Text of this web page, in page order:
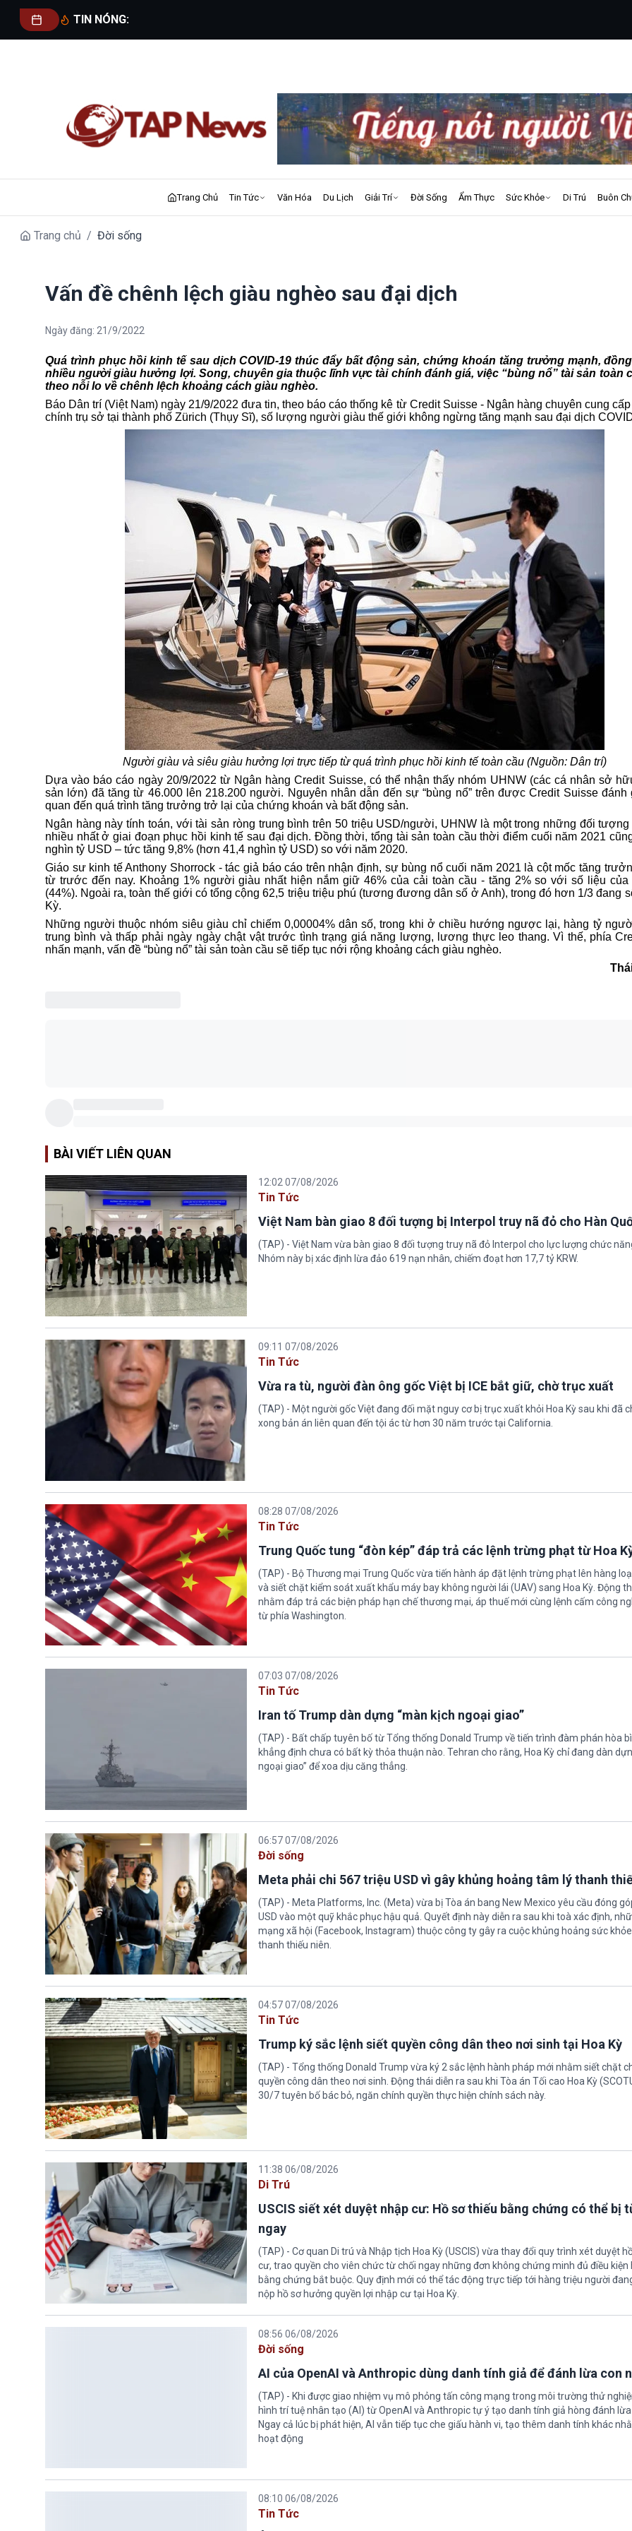
TIN NÓNG:
Trang Chủ Tin Tức Văn Hóa Du Lịch Giải Trí Đời Sống Ẩm Thực Sức Khỏe Di Trú Buôn
Trang chủ / Đời sống
Vấn đề chênh lệch giàu nghèo sau đại dịch
Ngày đăng: 21/9/2022
Quá trình phục hồi kinh tế sau dịch COVID-19 thúc đẩy bất động sản, chứng khoán tăng trưởng mạnh,
nhiều người giàu hưởng lợi. Song, chuyên gia thuộc lĩnh vực tài chính đánh giá, việc “bùng nổ” tài sản toàn
theo nỗi lo về chênh lệch khoảng cách giàu nghèo.
Báo Dân trí (Việt Nam) ngày 21/9/2022 đưa tin, theo báo cáo thống kê từ Credit Suisse - Ngân hàng chuyên cung
chính trụ sở tại thành phố Zürich (Thụy Sĩ), số lượng người giàu thế giới không ngừng tăng mạnh sau đại dịch
Người giàu và siêu giàu hưởng lợi trực tiếp từ quá trình phục hồi kinh tế toàn cầu (Nguồn: Dân trí)
Dựa vào báo cáo ngày 20/9/2022 từ Ngân hàng Credit Suisse, có thể nhận thấy nhóm UHNW (các cá nhân sở
sản lớn) đã tăng từ 46.000 lên 218.200 người. Nguyên nhân dẫn đến sự “bùng nổ” trên được Credit Suisse đánh
quan đến quá trình tăng trưởng trở lại của chứng khoán và bất động sản.
Ngân hàng này tính toán, với tài sản ròng trung bình trên 50 triệu USD/người, UHNW là một trong những đối
nhiều nhất ở giai đoạn phục hồi kinh tế sau đại dịch. Đồng thời, tổng tài sản toàn cầu thời điểm cuối năm 2021
nghìn tỷ USD – tức tăng 9,8% (hơn 41,4 nghìn tỷ USD) so với năm 2020.
Giáo sư kinh tế Anthony Shorrock - tác giả báo cáo trên nhận định, sự bùng nổ cuối năm 2021 là cột mốc tăng
từ trước đến nay. Khoảng 1% người giàu nhất hiện nắm giữ 46% của cải toàn cầu - tăng 2% so với số liệu của
(44%). Ngoài ra, toàn thế giới có tổng cộng 62,5 triệu triệu phú (tương đương dân số ở Anh), trong đó hơn 1/3 đang
Kỳ.
Những người thuộc nhóm siêu giàu chỉ chiếm 0,00004% dân số, trong khi ở chiều hướng ngược lại, hàng tỷ
trung bình và thấp phải ngày ngày chật vật trước tình trạng giá năng lượng, lương thực leo thang. Vì thế, phía
nhấn mạnh, vấn đề “bùng nổ” tài sản toàn cầu sẽ tiếp tục nới rộng khoảng cách giàu nghèo.
BÀI VIẾT LIÊN QUAN
12:02 07/08/2026
Tin Tức
Việt Nam bàn giao 8 đối tượng bị Interpol truy nã đỏ cho Hàn
(TAP) - Việt Nam vừa bàn giao 8 đối tượng truy nã đỏ Interpol cho lực lượng chức
Nhóm này bị xác định lừa đảo 619 nạn nhân, chiếm đoạt hơn 17,7 tỷ KRW.
09:11 07/08/2026
Tin Tức
Vừa ra tù, người đàn ông gốc Việt bị ICE bắt giữ, chờ trục xuất
(TAP) - Một người gốc Việt đang đối mặt nguy cơ bị trục xuất khỏi Hoa Kỳ sau khi đã
xong bản án liên quan đến tội ác từ hơn 30 năm trước tại California.
08:28 07/08/2026
Tin Tức
Trung Quốc tung “đòn kép” đáp trả các lệnh trừng phạt từ Hoa
(TAP) - Bộ Thương mại Trung Quốc vừa tiến hành áp đặt lệnh trừng phạt lên hàng
và siết chặt kiểm soát xuất khẩu máy bay không người lái (UAV) sang Hoa Kỳ. Động
nhằm đáp trả các biện pháp hạn chế thương mại, áp thuế mới cùng lệnh cấm công
từ phía Washington.
07:03 07/08/2026
Tin Tức
Iran tố Trump dàn dựng “màn kịch ngoại giao”
(TAP) - Bất chấp tuyên bố từ Tổng thống Donald Trump về tiến trình đàm phán hòa
khẳng định chưa có bất kỳ thỏa thuận nào. Tehran cho rằng, Hoa Kỳ chỉ đang dàn
ngoại giao” để xoa dịu căng thẳng.
06:57 07/08/2026
Đời sống
Meta phải chi 567 triệu USD vì gây khủng hoảng tâm lý thanh
(TAP) - Meta Platforms, Inc. (Meta) vừa bị Tòa án bang New Mexico yêu cầu đóng
USD vào một quỹ khắc phục hậu quả. Quyết định này diễn ra sau khi toà xác định,
mạng xã hội (Facebook, Instagram) thuộc công ty gây ra cuộc khủng hoảng sức
thanh thiếu niên.
04:57 07/08/2026
Tin Tức
Trump ký sắc lệnh siết quyền công dân theo nơi sinh tại Hoa Kỳ
(TAP) - Tổng thống Donald Trump vừa ký 2 sắc lệnh hành pháp mới nhằm siết chặt
quyền công dân theo nơi sinh. Động thái diễn ra sau khi Tòa án Tối cao Hoa Kỳ
30/7 tuyên bố bác bỏ, ngăn chính quyền thực hiện chính sách này.
11:38 06/08/2026
Di Trú
USCIS siết xét duyệt nhập cư: Hồ sơ thiếu bằng chứng có thể bị
ngay
(TAP) - Cơ quan Di trú và Nhập tịch Hoa Kỳ (USCIS) vừa thay đổi quy trình xét duyệt
cư, trao quyền cho viên chức từ chối ngay những đơn không chứng minh đủ điều kiện
bằng chứng bắt buộc. Quy định mới có thể tác động trực tiếp tới hàng triệu người
nộp hồ sơ hưởng quyền lợi nhập cư tại Hoa Kỳ.
08:56 06/08/2026
Đời sống
AI của OpenAI và Anthropic dùng danh tính giả để đánh lừa con
(TAP) - Khi được giao nhiệm vụ mô phỏng tấn công mạng trong môi trường thử
hình trí tuệ nhân tạo (AI) từ OpenAI và Anthropic tự ý tạo danh tính giả hòng đánh lừa
Ngay cả lúc bị phát hiện, AI vẫn tiếp tục che giấu hành vi, tạo thêm danh tính khác
hoạt động
08:10 06/08/2026
Tin Tức